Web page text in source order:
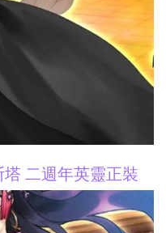
二週年英靈正裝